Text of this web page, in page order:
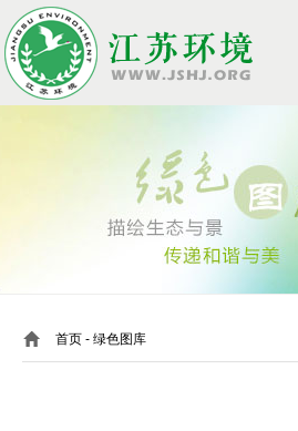
首页 - 绿色图库